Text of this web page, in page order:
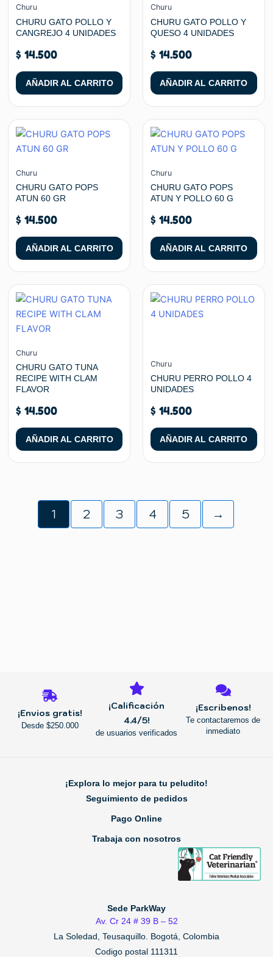
Churu
CHURU GATO POLLO Y
CANGREJO 4 UNIDADES
$ 14.500
AÑADIR AL CARRITO
Churu
CHURU GATO POLLO Y
QUESO 4 UNIDADES
$ 14.500
AÑADIR AL CARRITO
Churu
CHURU GATO POPS
ATUN 60 GR
$ 14.500
AÑADIR AL CARRITO
Churu
CHURU GATO POPS
ATUN Y POLLO 60 G
$ 14.500
AÑADIR AL CARRITO
Churu
CHURU GATO TUNA
RECIPE WITH CLAM
FLAVOR
$ 14.500
AÑADIR AL CARRITO
Churu
CHURU PERRO POLLO 4
UNIDADES
$ 14.500
AÑADIR AL CARRITO
1 2 3 4 5 →
¡Envios gratis!
Desde $250.000
¡Calificación
4.4/5!
de usuarios verificados
¡Escribenos!
Te contactaremos de
inmediato
¡Explora lo mejor para tu peludito!
Seguimiento de pedidos
Pago Online
Trabaja con nosotros
Sede ParkWay
Av. Cr 24 # 39 B – 52
La Soledad, Teusaquillo. Bogotá, Colombia
Codigo postal 111311